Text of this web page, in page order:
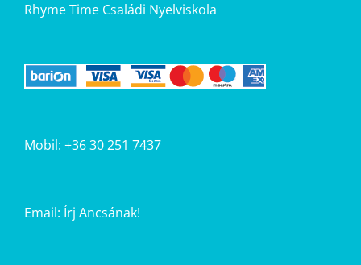
Rhyme Time Családi Nyelviskola
Mobil: +36 30 251 7437
Email: Írj Ancsának!